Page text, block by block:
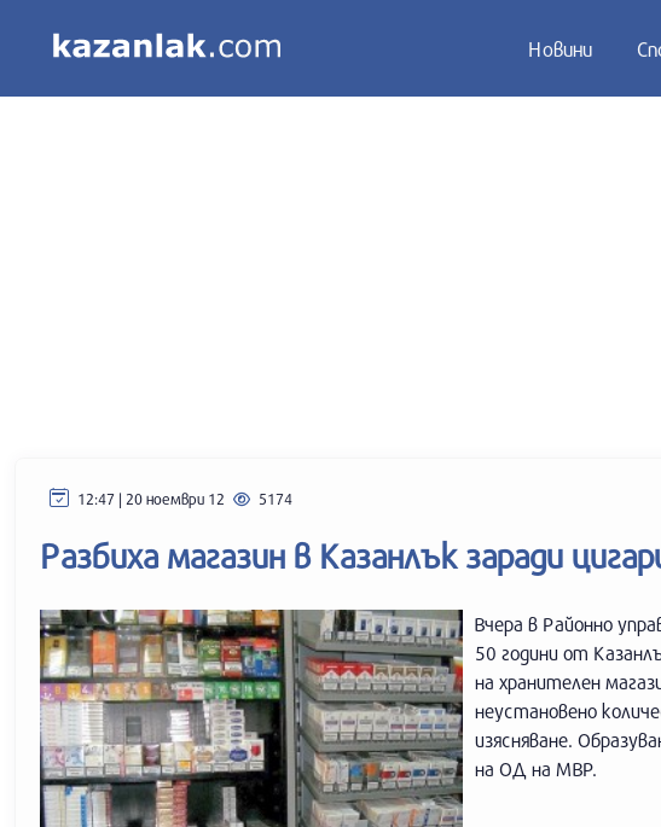
Новини
12:47 | 20 ноември 12 5174
Разбиха магазин в Казанлък заради
Вчера в Районно
50 години от
на хранителен
неустановено
изясняване.
на ОД на МВР.